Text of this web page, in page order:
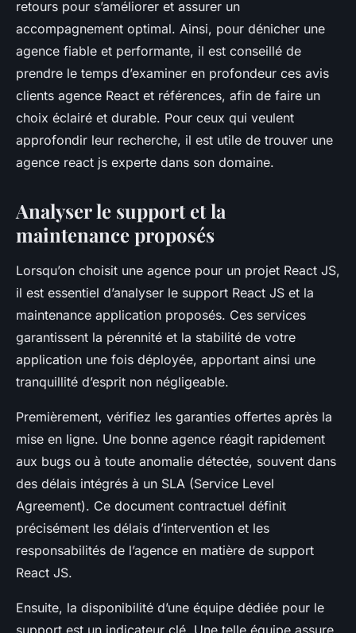
retours pour s’améliorer et assurer un
accompagnement optimal. Ainsi, pour dénicher une
agence fiable et performante, il est conseillé de
prendre le temps d’examiner en profondeur ces avis
clients agence React et références, afin de faire un
choix éclairé et durable. Pour ceux qui veulent
approfondir leur recherche, il est utile de trouver une
agence react js experte dans son domaine.
Analyser le support et la
maintenance proposés
Lorsqu’on choisit une agence pour un projet React JS,
il est essentiel d’analyser le support React JS et la
maintenance application proposés. Ces services
garantissent la pérennité et la stabilité de votre
application une fois déployée, apportant ainsi une
tranquillité d’esprit non négligeable.
Premièrement, vérifiez les garanties offertes après la
mise en ligne. Une bonne agence réagit rapidement
aux bugs ou à toute anomalie détectée, souvent dans
des délais intégrés à un SLA (Service Level
Agreement). Ce document contractuel définit
précisément les délais d’intervention et les
responsabilités de l’agence en matière de support
React JS.
Ensuite, la disponibilité d’une équipe dédiée pour le